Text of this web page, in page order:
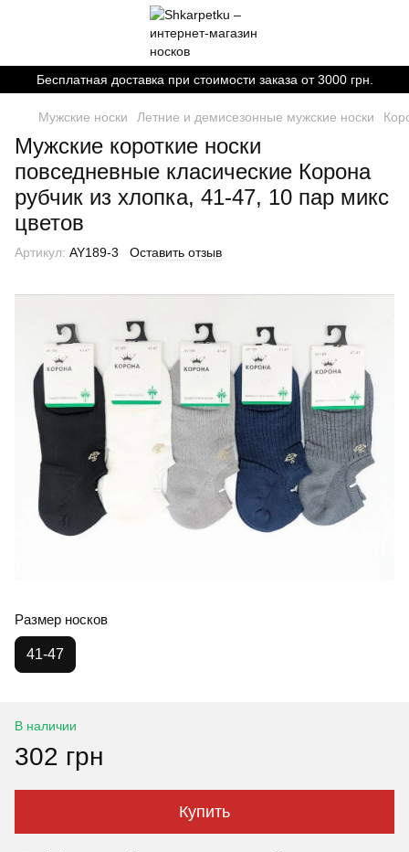
Бесплатная доставка при стоимости заказа от 3000 грн.
Мужские носки Летние и демисезонные мужские носки
Мужские короткие носки
повседневные класические Корона
рубчик из хлопка, 41-47, 10 пар микс
цветов
Артикул: AY189-3 Оставить отзыв
Размер носков
41-47
В наличии
302 грн
Купить